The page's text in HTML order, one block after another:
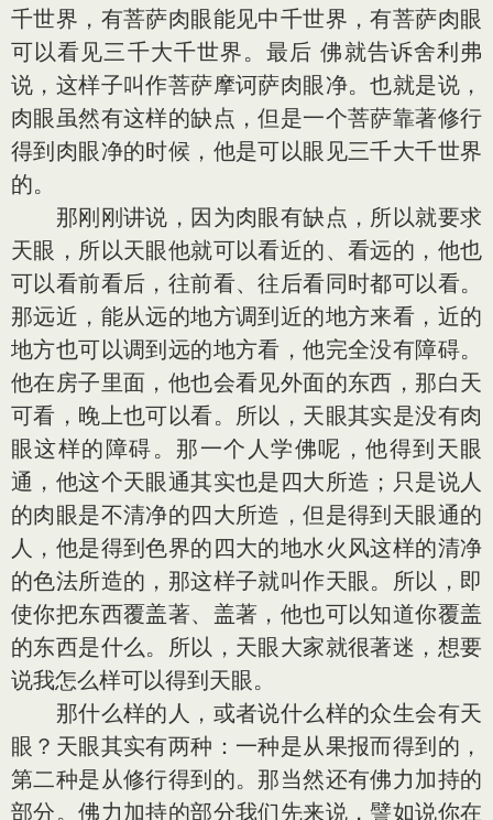
千世界，有菩萨肉眼能见中千世界，有菩萨肉眼
可以看见三千大千世界。最后 佛就告诉舍利弗
说，这样子叫作菩萨摩诃萨肉眼净。也就是说，
肉眼虽然有这样的缺点，但是一个菩萨靠著修行
得到肉眼净的时候，他是可以眼见三千大千世界
的。
那刚刚讲说，因为肉眼有缺点，所以就要求
天眼，所以天眼他就可以看近的、看远的，他也
可以看前看后，往前看、往后看同时都可以看。
那远近，能从远的地方调到近的地方来看，近的
地方也可以调到远的地方看，他完全没有障碍。
他在房子里面，他也会看见外面的东西，那白天
可看，晚上也可以看。所以，天眼其实是没有肉
眼这样的障碍。那一个人学佛呢，他得到天眼
通，他这个天眼通其实也是四大所造；只是说人
的肉眼是不清净的四大所造，但是得到天眼通的
人，他是得到色界的四大的地水火风这样的清净
的色法所造的，那这样子就叫作天眼。所以，即
使你把东西覆盖著、盖著，他也可以知道你覆盖
的东西是什么。所以，天眼大家就很著迷，想要
说我怎么样可以得到天眼。
那什么样的人，或者说什么样的众生会有天
眼？天眼其实有两种：一种是从果报而得到的，
第二种是从修行得到的。那当然还有佛力加持的
部分。佛力加持的部分我们先来说，譬如说你在